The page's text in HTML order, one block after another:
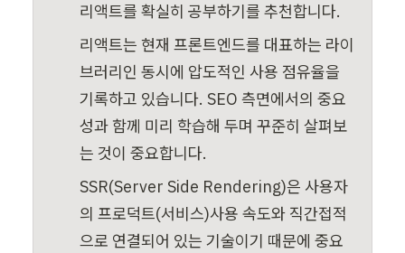
리액트를 확실히 공부하기를 추천합니다.
리액트는 현재 프론트엔드를 대표하는 라이
브러리인 동시에 압도적인 사용 점유율을
기록하고 있습니다. SEO 측면에서의 중요
성과 함께 미리 학습해 두며 꾸준히 살펴보
는 것이 중요합니다.
SSR(Server Side Rendering)은 사용자
의 프로덕트(서비스)사용 속도와 직간접적
으로 연결되어 있는 기술이기 때문에 중요